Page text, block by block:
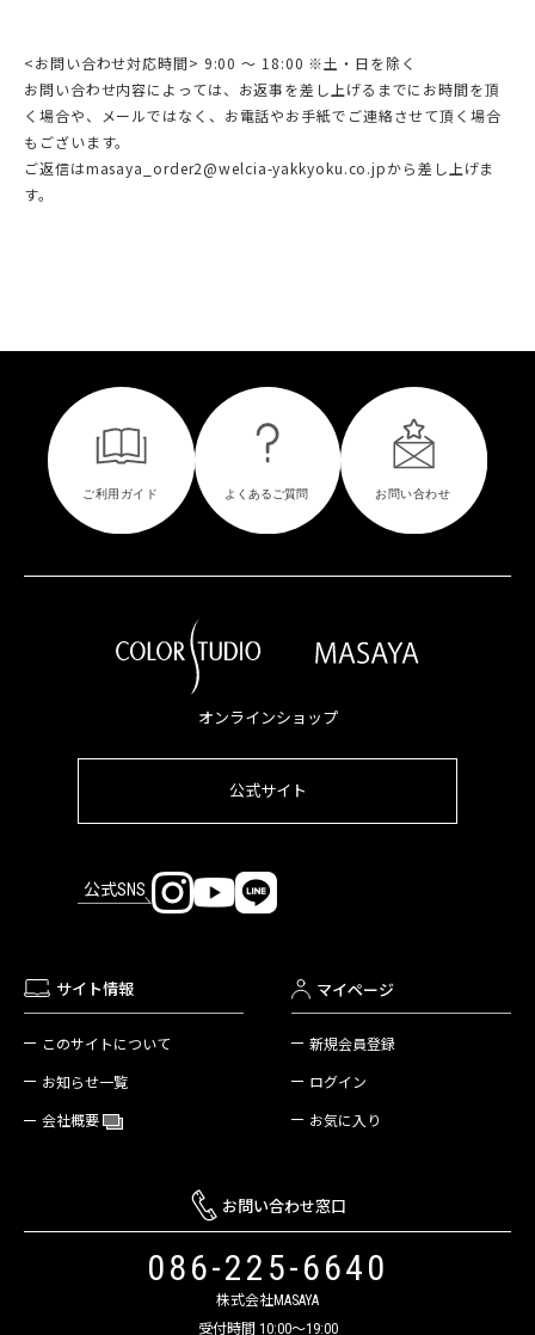
<お問い合わせ対応時間> 9:00 ～ 18:00 ※土・日を除く
お問い合わせ内容によっては、お返事を差し上げるまでにお時間を頂
く場合や、メールではなく、お電話やお手紙でご連絡させて頂く場合
もございます。
ご返信はmasaya_order2@welcia-yakkyoku.co.jpから差し上げま
す。
オンラインショップ
公式サイト
公式SNS
サイト情報
このサイトについて
お知らせ一覧
会社概要
マイページ
新規会員登録
ログイン
お気に入り
お問い合わせ窓口
086-225-6640
株式会社MASAYA
受付時間 10:00～19:00